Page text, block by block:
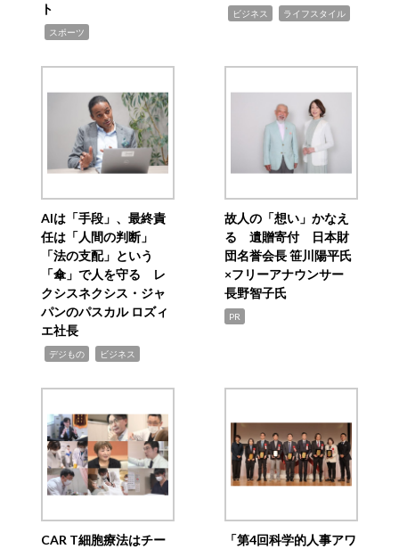
ト
スポーツ
ビジネス ライフスタイル
AIは「手段」、最終責
任は「人間の判断」
「法の支配」という
「傘」で人を守る レ
クシスネクシス・ジャ
パンのパスカル ロズィ
エ社長
デジもの ビジネス
故人の「想い」かなえ
る 遺贈寄付 日本財
団名誉会長 笹川陽平氏
×フリーアナウンサー
長野智子氏
PR
CAR T細胞療法はチー
「第4回科学的人事アワ